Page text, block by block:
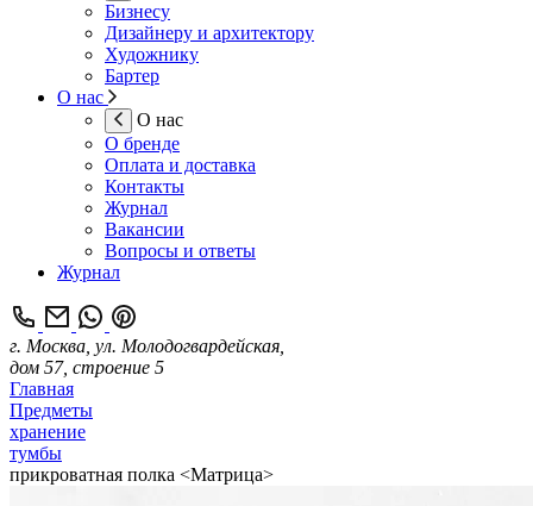
Бизнесу
Дизайнеру и архитектору
Художнику
Бартер
О нас
О нас
О бренде
Оплата и доставка
Контакты
Журнал
Вакансии
Вопросы и ответы
Журнал
г. Москва, ул. Молодогвардейская,
дом 57, строение 5
Главная
Предметы
хранение
тумбы
прикроватная полка <Матрица>